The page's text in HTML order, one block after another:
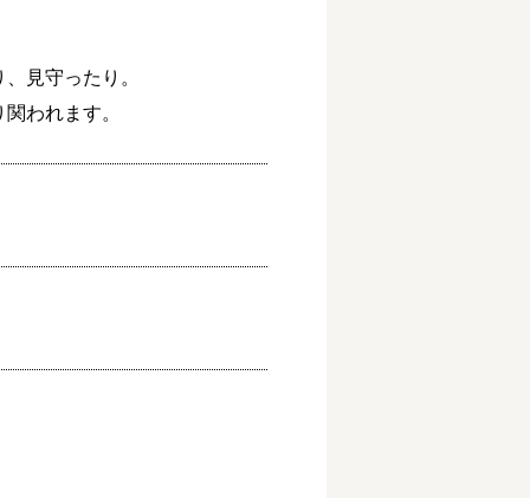
見守ったり。
われます。